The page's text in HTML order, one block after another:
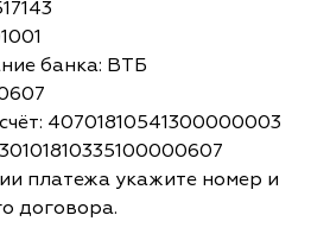
банка: ВТБ
40701810541300000003
платежа укажите номер и
договора.